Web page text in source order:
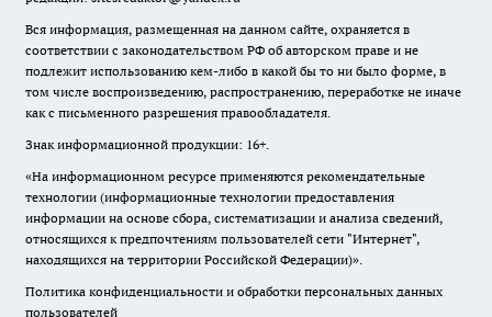
Вся информация, размещенная на данном сайте, охраняется в
соответствии с законодательством РФ об авторском праве и не
подлежит использованию кем-либо в какой бы то ни было форме, в
том числе воспроизведению, распространению, переработке не иначе
как с письменного разрешения правообладателя.
Знак информационной продукции: 16+.
«На информационном ресурсе применяются рекомендательные
технологии (информационные технологии предоставления
информации на основе сбора, систематизации и анализа сведений,
относящихся к предпочтениям пользователей сети "Интернет",
находящихся на территории Российской Федерации)».
Политика конфиденциальности и обработки персональных данных
пользователей